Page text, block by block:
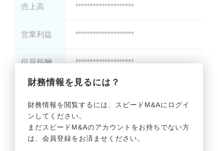
財務情報を見るには？
財務情報を閲覧するには、スピードM&Aにログイ
ンしてください。
まだスピードM&Aのアカウントをお持ちでない方
は、会員登録をお済ませください。
売上高 ********************
営業利益 ********************
役員報酬 ********************
貸借対照表（B/S）
総資産 ********************